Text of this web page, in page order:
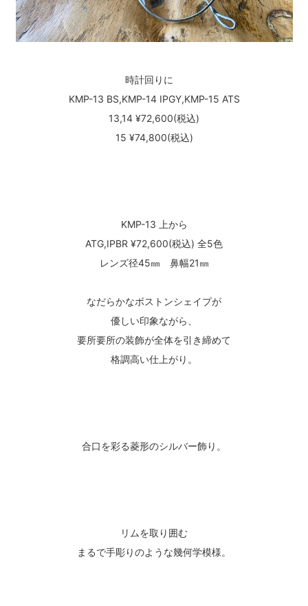
時計回りに
KMP-13 BS,KMP-14 IPGY,KMP-15 ATS
13,14 ¥72,600(税込)
15 ¥74,800(税込)
KMP-13 上から
ATG,IPBR ¥72,600(税込) 全5色
レンズ径45㎜ 鼻幅21㎜
なだらかなボストンシェイプが
優しい印象ながら、
要所要所の装飾が全体を引き締めて
格調高い仕上がり。
合口を彩る菱形のシルバー飾り。
リムを取り囲む
まるで手彫りのような幾何学模様。